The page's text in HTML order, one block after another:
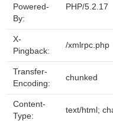
Powered-
By:
PHP/5.2.17
X-
Pingback:
/xmlrpc.php
Transfer-
Encoding:
chunked
Content-
Type:
text/html;